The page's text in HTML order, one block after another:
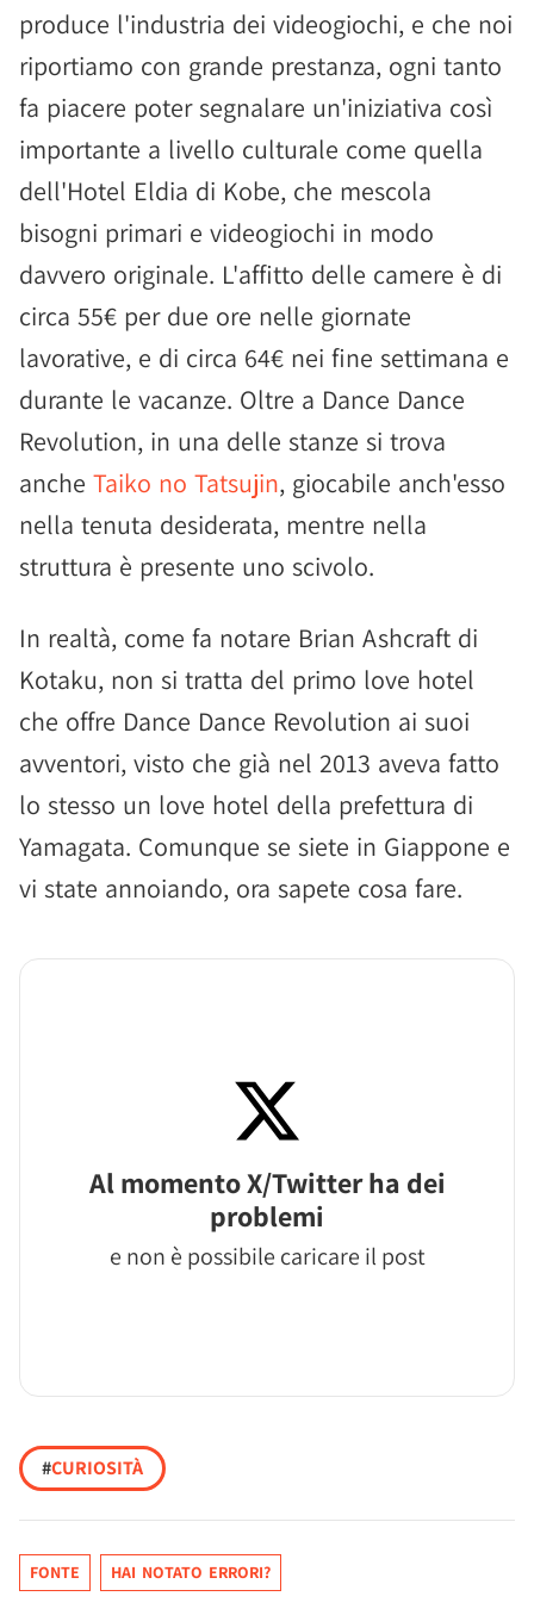
produce l'industria dei videogiochi, e che noi
riportiamo con grande prestanza, ogni tanto
fa piacere poter segnalare un'iniziativa così
importante a livello culturale come quella
dell'Hotel Eldia di Kobe, che mescola
bisogni primari e videogiochi in modo
davvero originale. L'affitto delle camere è di
circa 55€ per due ore nelle giornate
lavorative, e di circa 64€ nei fine settimana e
durante le vacanze. Oltre a Dance Dance
Revolution, in una delle stanze si trova
anche Taiko no Tatsujin, giocabile anch'esso
nella tenuta desiderata, mentre nella
struttura è presente uno scivolo.
In realtà, come fa notare Brian Ashcraft di
Kotaku, non si tratta del primo love hotel
che offre Dance Dance Revolution ai suoi
avventori, visto che già nel 2013 aveva fatto
lo stesso un love hotel della prefettura di
Yamagata. Comunque se siete in Giappone e
vi state annoiando, ora sapete cosa fare.
Al momento X/Twitter ha dei
problemi
e non è possibile caricare il post
#CURIOSITÀ
FONTE HAI NOTATO ERRORI?